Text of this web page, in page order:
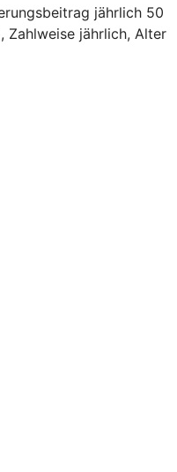
jährlich 50
Zahlweise jährlich, Alter